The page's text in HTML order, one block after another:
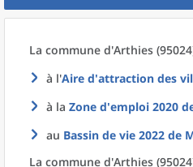
La commune d'Arthies
à l'Aire d'attraction des
à la Zone d'emploi 2020
au Bassin de vie 2022 de
La commune d'Arthies